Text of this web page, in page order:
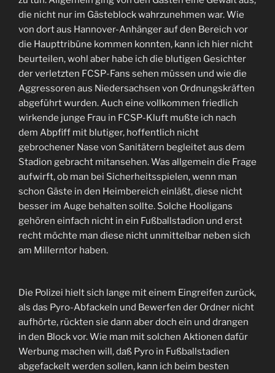
die nicht nur im Gästeblock wahrzunehmen war. Wie
von dort aus Hannover-Anhänger auf den Bereich vor
die Haupttribüne kommen konnten, kann ich hier nicht
beurteilen, wohl aber habe ich die blutigen Gesichter
der verletzten FCSP-Fans sehen müssen und wie die
Aggressoren aus Niedersachsen von Ordnungskräften
abgeführt wurden. Auch eine vollkommen friedlich
wirkende junge Frau in FCSP-Kluft mußte ich nach
dem Abpfiff mit blutiger, hoffentlich nicht
gebrochener Nase von Sanitätern begleitet aus dem
Stadion gebracht mitansehen. Was allgemein die Frage
aufwirft, ob man bei Sicherheitsspielen, wenn man
schon Gäste in den Heimbereich einläßt, diese nicht
besser im Auge behalten sollte. Solche Hooligans
gehören einfach nicht in ein Fußballstadion und erst
recht möchte man diese nicht unmittelbar neben sich
am Millerntor haben.
Die Polizei hielt sich lange mit einem Eingreifen zurück,
als das Pyro-Abfackeln und Bewerfen der Ordner nicht
aufhörte, rückten sie dann aber doch ein und drangen
in den Block vor. Wie man mit solchen Aktionen dafür
Werbung machen will, daß Pyro in Fußballstadien
abgefackelt werden sollen, kann ich beim besten